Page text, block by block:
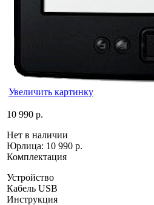
Увеличить картинку
10 990 р.
Нет в наличии
Юрлица: 10 990 р.
Комплектация
Устройство
Кабель USB
Инструкция